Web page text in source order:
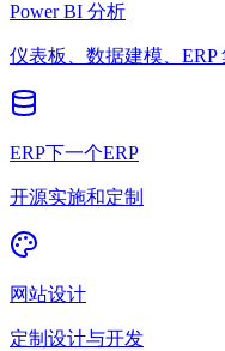
Power BI 分析
仪表板、数据建模、ERP
ERP下一个ERP
开源实施和定制
网站设计
定制设计与开发